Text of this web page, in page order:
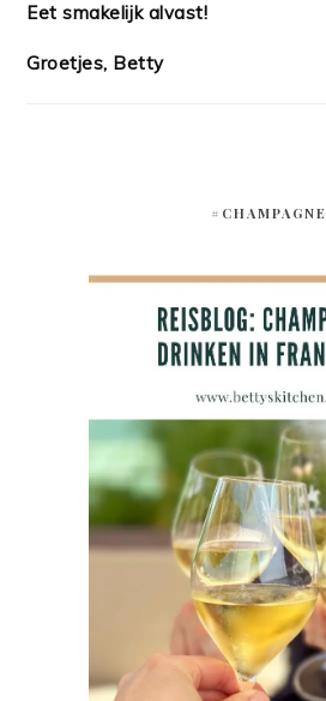
Eet smakelijk alvast!
Groetjes, Betty
#CHAMPAGNE